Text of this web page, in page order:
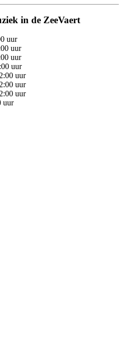
in de ZeeVaert
uur
uur
uur
uur
uur
uur
uur
uur